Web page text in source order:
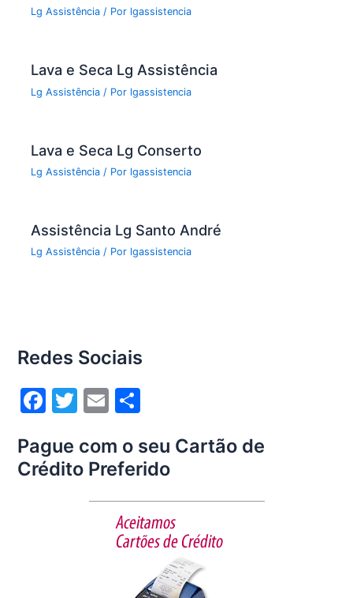
Lg Assistência / Por lgassistencia
Lava e Seca Lg Assistência
Lg Assistência / Por lgassistencia
Lava e Seca Lg Conserto
Lg Assistência / Por lgassistencia
Assistência Lg Santo André
Lg Assistência / Por lgassistencia
Redes Sociais
F
c
e
T
itt
er
E
ai
l
ar
e
Pague com o seu Cartão de
Crédito Preferido